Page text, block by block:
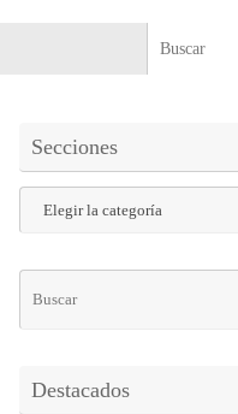
Secciones
Destacados